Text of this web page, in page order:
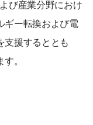
び産業分野におけ
ギー転換および電
支援するととも
。